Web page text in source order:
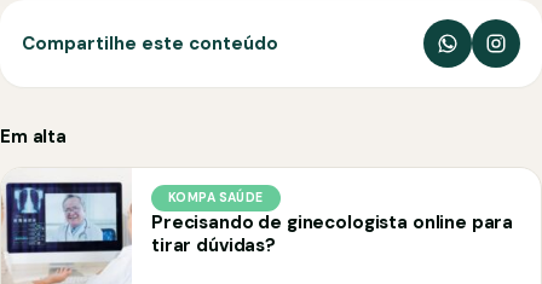
Compartilhe este conteúdo
Em alta
KOMPA SAÚDE
Precisando de ginecologista online para
tirar dúvidas?